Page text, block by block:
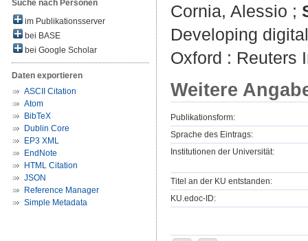
Suche nach Personen
im Publikationsserver
bei BASE
bei Google Scholar
Daten exportieren
ASCII Citation
Atom
BibTeX
Dublin Core
EP3 XML
EndNote
HTML Citation
JSON
Reference Manager
Simple Metadata
Cornia, Alessio ;
Developing
Oxford : Reuters
Weitere
Publikationsform:
Sprache des Eintrags:
Institutionen der Universität:
Titel an der KU entstanden:
KU.edoc-ID: